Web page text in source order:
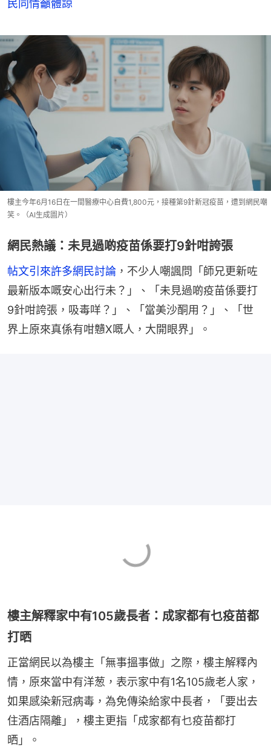
民同情籲體諒
樓主今年6月16日在一間醫療中心自費1,800元，接種第9針新冠疫苗，遭到網民嘲
笑。（AI生成圖片）
網民熱議：未見過啲疫苗係要打9針咁誇張
帖文引來許多網民討論 ，不少人嘲諷問「師兄更新咗
最新版本嘅安心出行未？」、「未見過啲疫苗係要打
9針咁誇張，吸毒咩？」、「當美沙酮用？」、「世
界上原來真係有咁戇X嘅人，大開眼界」。
樓主解釋家中有105歲長者：成家都有乜疫苗都
打晒
正當網民以為樓主「無事搵事做」之際，樓主解釋內
情，原來當中有洋葱，表示家中有1名105歲老人家，
如果感染新冠病毒，為免傳染給家中長者，「要出去
住酒店隔離」，樓主更指「成家都有乜疫苗都打
晒」。